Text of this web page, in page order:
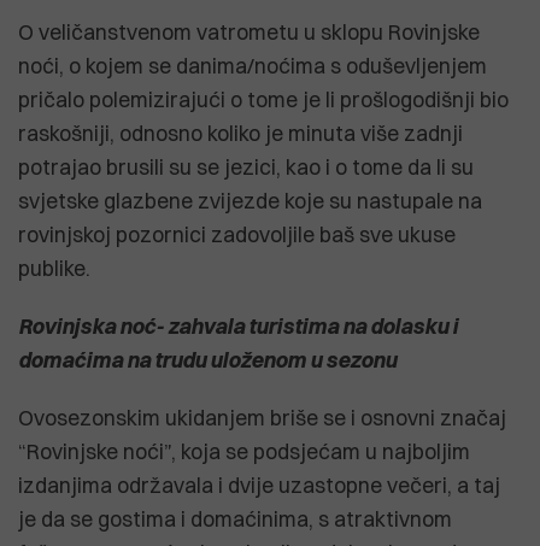
O veličanstvenom vatrometu u sklopu Rovinjske
noći, o kojem se danima/noćima s oduševljenjem
pričalo polemizirajući o tome je li prošlogodišnji bio
raskošniji, odnosno koliko je minuta više zadnji
potrajao brusili su se jezici, kao i o tome da li su
svjetske glazbene zvijezde koje su nastupale na
rovinjskoj pozornici zadovoljile baš sve ukuse
publike.
Rovinjska noć- zahvala turistima na dolasku i
domaćima na trudu uloženom u sezonu
Ovosezonskim ukidanjem briše se i osnovni značaj
“Rovinjske noći”, koja se podsjećam u najboljim
izdanjima održavala i dvije uzastopne večeri, a taj
je da se gostima i domaćinima, s atraktivnom